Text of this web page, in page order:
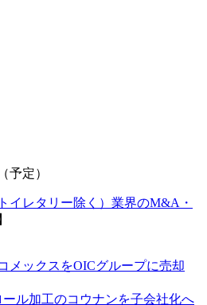
予定）
イレタリー除く）業界のM&A・
】
メックスをOICグループに売却
ル加工のコウナンを子会社化へ